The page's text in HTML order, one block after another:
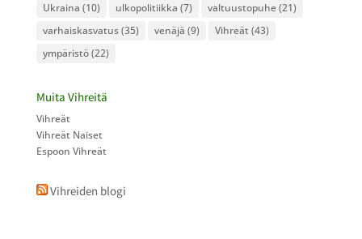
Ukraina (10) ulkopolitiikka (7) valtuustopuhe(21)
varhaiskasvatus(35) venäjä (9) Vihreät (43)
ympäristö(22)
Muita Vihreitä
Vihreät
Vihreät Naiset
Espoon Vihreät
Vihreiden blogi